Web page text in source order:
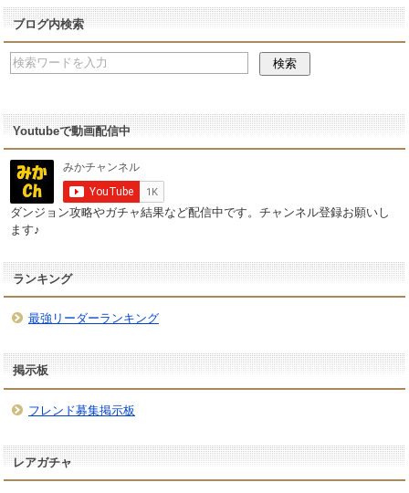
ブログ内検索
Youtubeで動画配信中
ダンジョン攻略やガチャ結果など配信中です。チャンネル登録お願いし
ます♪
ランキング
最強リーダーランキング
掲示板
フレンド募集掲示板
レアガチャ